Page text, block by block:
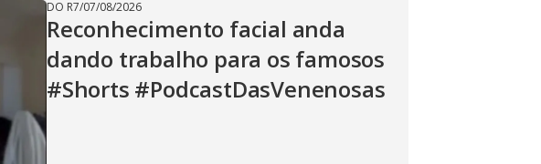
DO R7/07/08/2026
Reconhecimento facial anda
dando trabalho para os famosos
#Shorts #PodcastDasVenenosas